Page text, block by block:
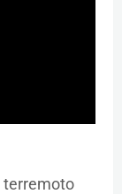
terremoto